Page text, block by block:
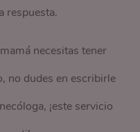
respuesta.
necesitas tener
no dudes en escribirle
¡este servicio